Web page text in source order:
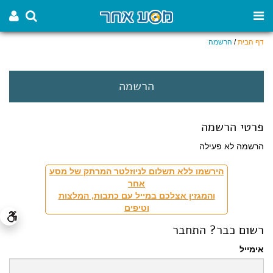
דף הבית/ הרשמה
הרשמה
פרטי הרשמה
הרשמה לא פעילה
הירשמו ללא תשלום לניוזלטר המרתק של מסע
אחר
והמגזין אצלכם במייל עם כתבות, המלצות
וטיפים
רשום כבר? התחבר
אימייל